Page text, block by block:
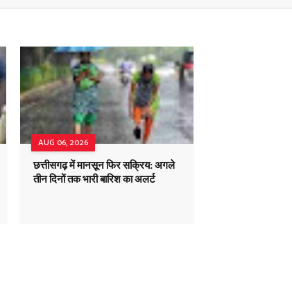
AUG 06, 2026
छत्तीसगढ़ में मानसून फिर सक्रिय: अगले
तीन दिनों तक भारी बारिश का अलर्ट